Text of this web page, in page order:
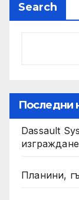
Search
Последни
Dassault
Планини,